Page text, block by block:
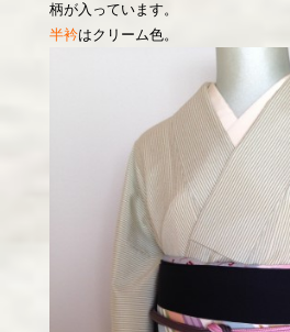
柄が入っています。
半衿はクリーム色。